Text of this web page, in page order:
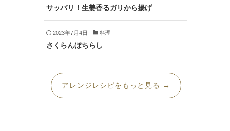
サッパリ！生姜香るガリから揚げ
2023年7月4日 料理
さくらんぼちらし
アレンジレシピをもっと見る →